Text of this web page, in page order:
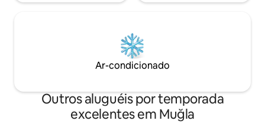
Ar-condicionado
Outros aluguéis por temporada
excelentes em Muğla